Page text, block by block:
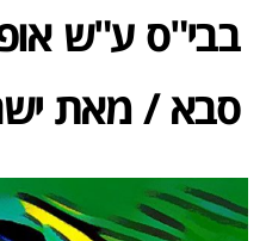
בבי"ס ע"ש
סבא / מאת